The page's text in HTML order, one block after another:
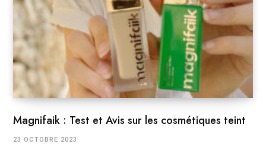
Magnifaik : Test et Avis sur les cosmétiques teint
23 OCTOBRE 2023